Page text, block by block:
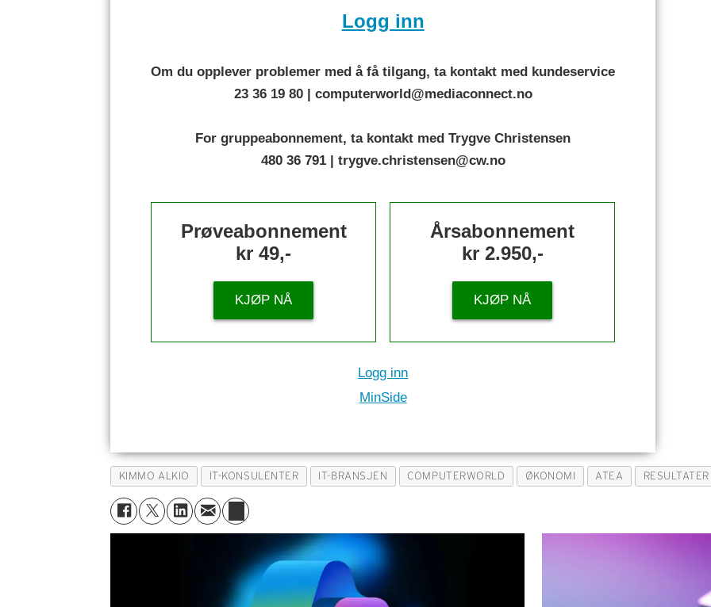
Logg inn
Om du opplever problemer med å få tilgang, ta kontakt med kundeservice
23 36 19 80 | computerworld@mediaconnect.no
For gruppeabonnement, ta kontakt med Trygve Christensen
480 36 791 | trygve.christensen@cw.no
Prøveabonnement
kr 49,-
KJØP NÅ
Årsabonnement
kr 2.950,-
KJØP NÅ
Logg inn
MinSide
KIMMO ALKIO IT-KONSULENTER IT-BRANSJEN COMPUTERWORLD ØKONOMI ATEA RESULTATER